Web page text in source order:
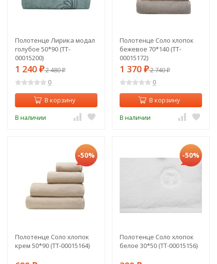
Полотенце Лирика модал
голубое 50*90 (TT-
00015200)
1 240 ₽2 480₽
0
В корзину
В наличии
Полотенце Соло хлопок
бежевое 70*140 (TT-
00015172)
1 370 ₽2 740₽
0
В корзину
В наличии
-50%
Полотенце Соло хлопок
крем 50*90 (TT-00015164)
-50%
Полотенце Соло хлопок
белое 30*50 (TT-00015156)